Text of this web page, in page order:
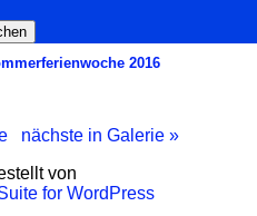
2016
nächste in Galerie »
von
for WordPress